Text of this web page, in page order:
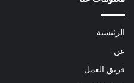
الرئيسية
عن
فريق العمل